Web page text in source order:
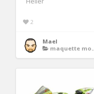
2
Mael
maquette moto gp